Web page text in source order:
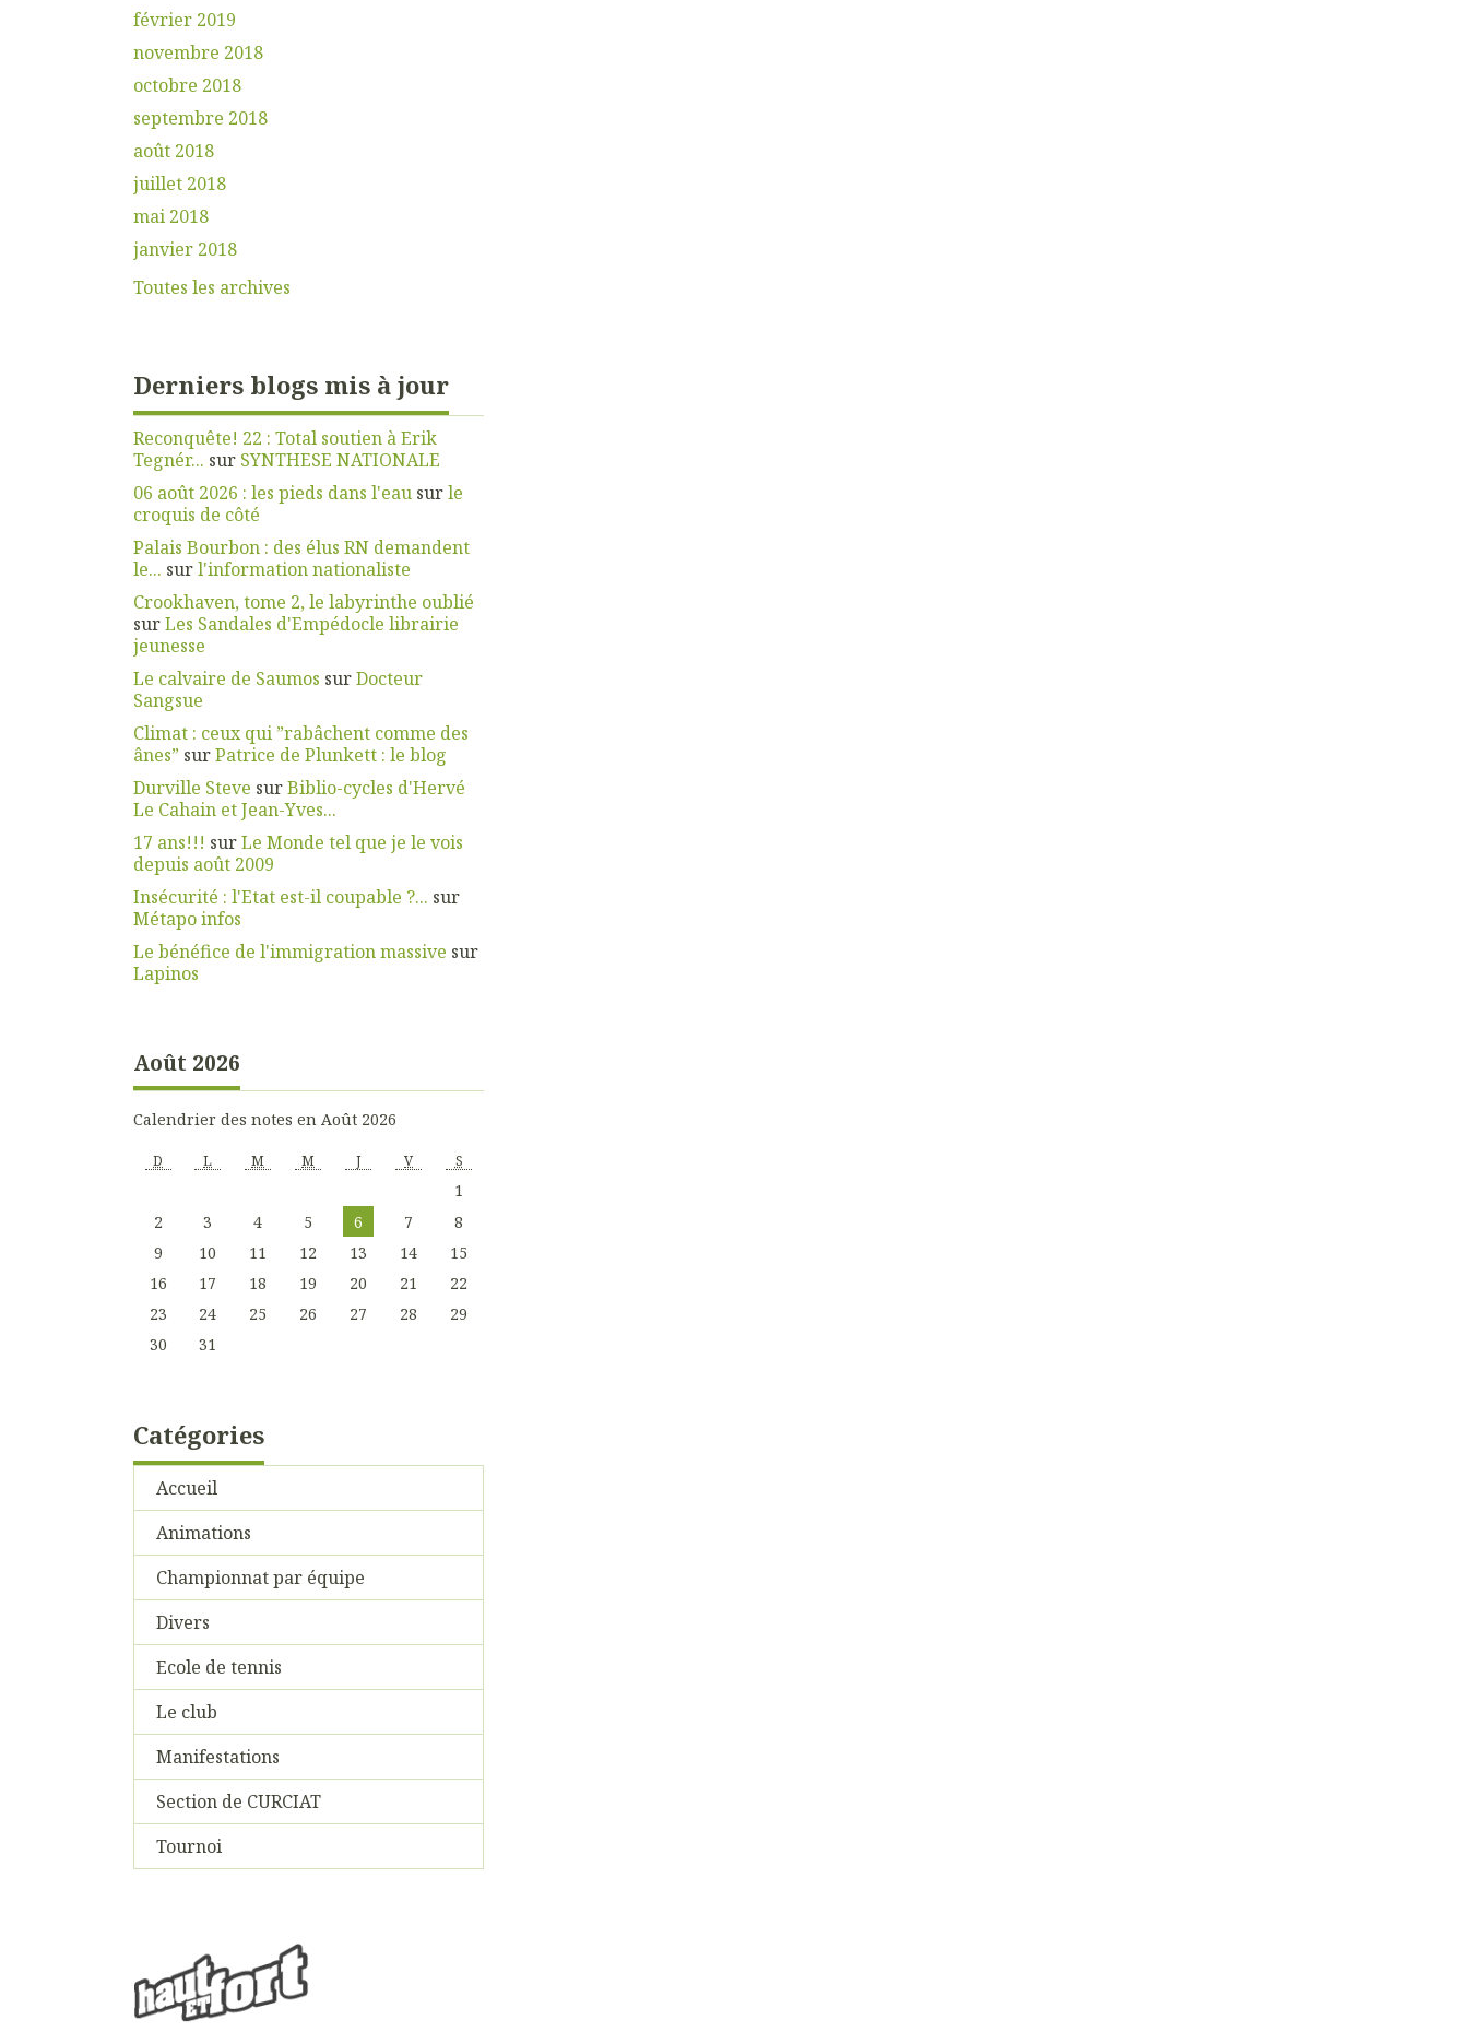
février 2019
novembre 2018
octobre 2018
septembre 2018
août 2018
juillet 2018
mai 2018
janvier 2018
Toutes les archives
Derniers blogs mis à jour
Reconquête! 22 : Total soutien à Erik
Tegnér... sur SYNTHESE NATIONALE
06 août 2026 : les pieds dans l'eau surle
croquis de côté
Palais Bourbon : des élus RN demandent
le... surl'information nationaliste
Crookhaven, tome 2, le labyrinthe oublié
surLes Sandales d'Empédocle librairie
jeunesse
Le calvaire de Saumos surDocteur
Sangsue
Climat : ceux qui ”rabâchent comme des
ânes” surPatrice de Plunkett : le blog
Durville Steve surBiblio-cycles d'Hervé
Le Cahain et Jean-Yves...
17 ans!!! surLe Monde tel que je le vois
depuis août 2009
Insécurité : l'Etat est-il coupable ?... sur
Métapo infos
Le bénéfice de l'immigration massive sur
Lapinos
Août 2026
Calendrier des notes en Août 2026
D L M M J V S
1
2
3 4 5 6 7
8
9
10 11 12 13 14
15
16
17 18 19 20 21
22
23
24 25 26 27 28
29
30
31
Catégories
Accueil
Animations
Championnat par équipe
Divers
Ecole de tennis
Le club
Manifestations
Section de CURCIAT
Tournoi